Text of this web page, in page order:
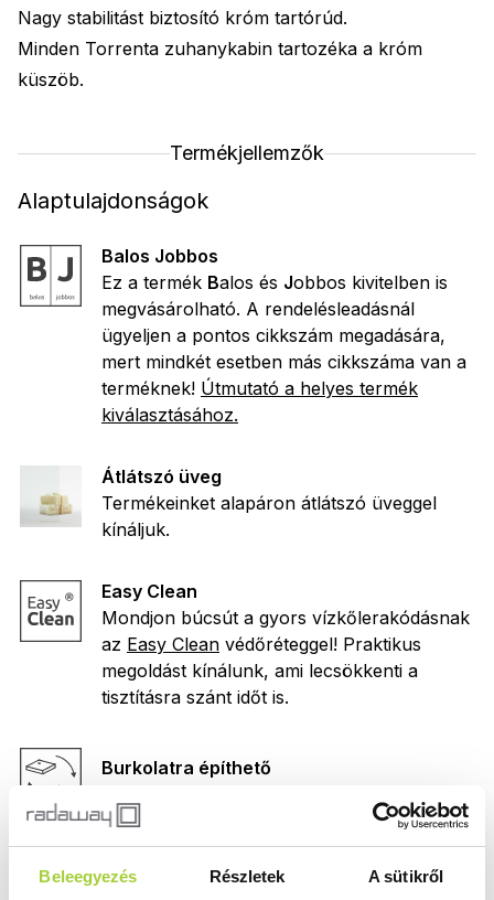
Beleegyezés Részletek A sütikről
Nagy stabilitást biztosító króm tartórúd.
Minden Torrenta zuhanykabin tartozéka a króm
küszöb.
Termékjellemzők
Alaptulajdonságok
Balos Jobbos
Ez a termék Balos és Jobbos kivitelben is
megvásárolható. A rendelésleadásnál
ügyeljen a pontos cikkszám megadására,
mert mindkét esetben más cikkszáma van a
terméknek! Útmutató a helyes termék
kiválasztásához.
Átlátszó üveg
Termékeinket alapáron átlátszó üveggel
kínáljuk.
Easy Clean
Mondjon búcsút a gyors vízkőlerakódásnak
az Easy Clean védőréteggel! Praktikus
megoldást kínálunk, ami lecsökkenti a
tisztításra szánt időt is.
Burkolatra építhető
Emelőmechanika